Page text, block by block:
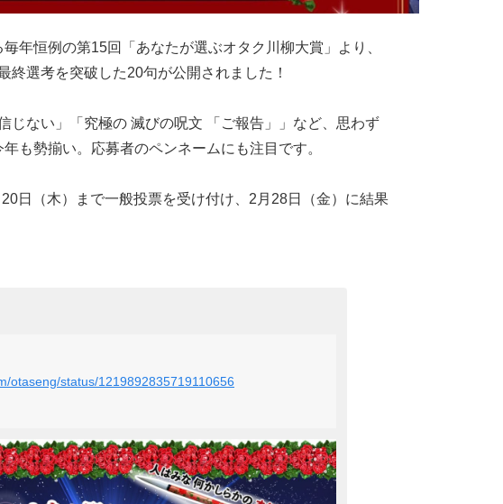
年恒例の第15回「あなたが選ぶオタク川柳大賞」より、
終選考を突破した20句が公開されました！
じない」「究極の 滅びの呪文 「ご報告」」など、思わず
も勢揃い。応募者のペンネームにも注目です。
日（木）まで一般投票を受け付け、2月28日（金）に結果
otaseng/status/1219892835719110656